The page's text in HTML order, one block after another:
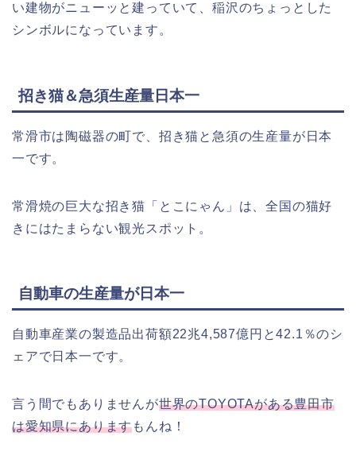
い建物がニューッと建っていて、稲沢のちょっとした
シンボルになっています。
招き猫＆急須生産量日本一
常滑市は陶磁器の町で、招き猫と急須の生産量が日本
一です。
常滑焼の巨大な招き猫「とこにゃん」は、全国の猫好
きにはたまらない観光スポット。
自動車の生産量が日本一
自動車産業の製造品出荷額22兆4,587億円と42.1％のシ
ェアで日本一です。
言う間でもありませんが世界のTOYOTAがある豊田市
は愛知県にありますもんね！